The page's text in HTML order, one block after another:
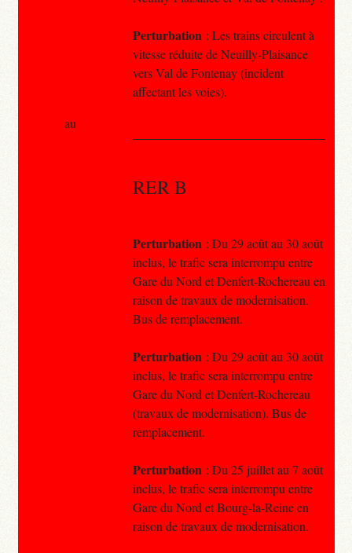
Perturbation : Les trains circulent à
vitesse réduite de Neuilly-Plaisance
vers Val de Fontenay (incident
affectant les voies).
RER B
Perturbation : Du 29 août au 30 août
inclus, le trafic sera interrompu entre
Gare du Nord et Denfert-Rochereau en
raison de travaux de modernisation.
Bus de remplacement.
Perturbation : Du 29 août au 30 août
inclus, le trafic sera interrompu entre
Gare du Nord et Denfert-Rochereau
(travaux de modernisation). Bus de
remplacement.
Perturbation : Du 25 juillet au 7 août
inclus, le trafic sera interrompu entre
Gare du Nord et Bourg-la-Reine en
raison de travaux de modernisation.
au